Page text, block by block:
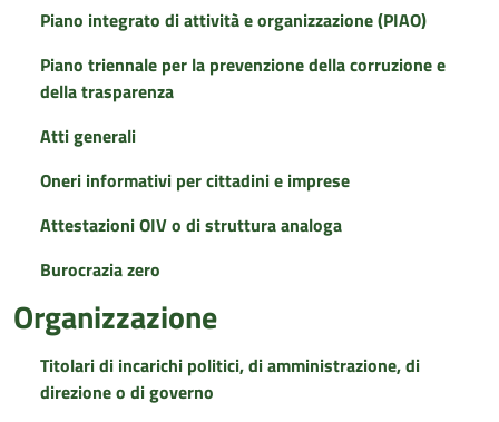
Piano integrato di attività e organizzazione (PIAO)
Piano triennale per la prevenzione della corruzione e
della trasparenza
Atti generali
Oneri informativi per cittadini e imprese
Attestazioni OIV o di struttura analoga
Burocrazia zero
Organizzazione
Titolari di incarichi politici, di amministrazione, di
direzione o di governo